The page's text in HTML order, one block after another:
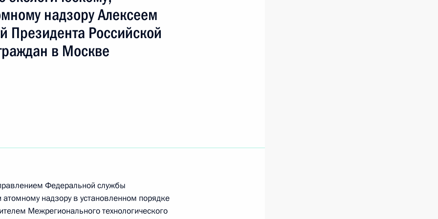
Российской Федерации
управления Федеральной
личного приёма, проведённого
Федерации руководителем
надзору Алексеем
Президента Российской
в Москве
Федеральной службы
атомному надзору в установленном порядке
Межрегионального технологического